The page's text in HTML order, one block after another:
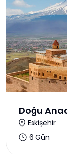
Doğu
Eskişehir
6 Gün